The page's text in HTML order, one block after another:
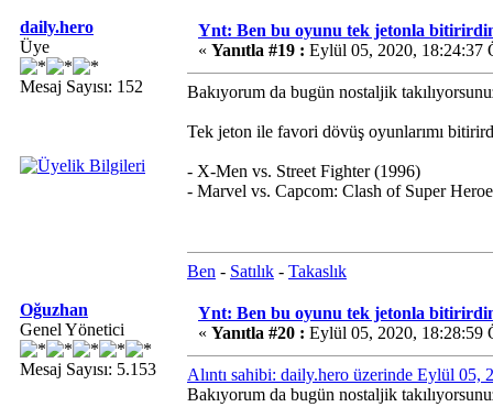
daily.hero
Üye
Mesaj Sayısı: 152
Ynt: Ben bu oyunu tek jetonla
« Yanıtla #19 : Eylül 05, 2020, 18:24:37
Bakıyorum da bugün nostaljik
Tek jeton ile favori dövüş oyunlarımı
- X-Men vs. Street Fighter (1996)
- Marvel vs. Capcom: Clash of Super
Ben - Satılık - Takaslık
Oğuzhan
Genel Yönetici
Mesaj Sayısı: 5.153
Ynt: Ben bu oyunu tek jetonla
« Yanıtla #20 : Eylül 05, 2020, 18:28:59
Alıntı sahibi: daily.hero üzerinde Eylül 05,
Bakıyorum da bugün nostaljik